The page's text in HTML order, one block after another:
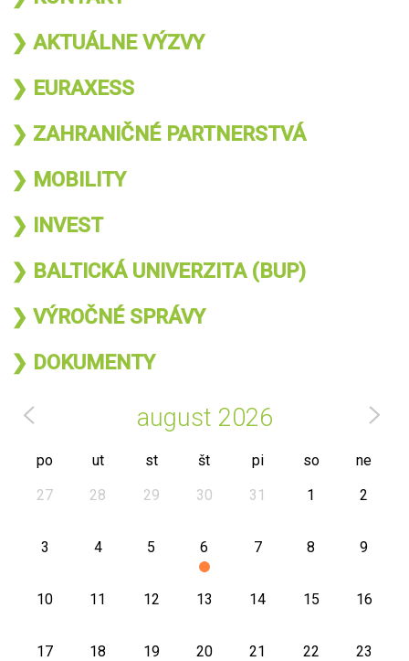
❯ AKTUÁLNE VÝZVY
❯ EURAXESS
❯ ZAHRANIČNÉ PARTNERSTVÁ
❯ MOBILITY
❯ INVEST
❯ BALTICKÁ UNIVERZITA (BUP)
❯ VÝROČNÉ SPRÁVY
❯ DOKUMENTY
august 2026
po ut st št pi so
ne
27
28 29 30 31 1 2
3 4 5 6 7 8 9
10 11 12 13 14 15 16
17 18 19 20 21 22 23